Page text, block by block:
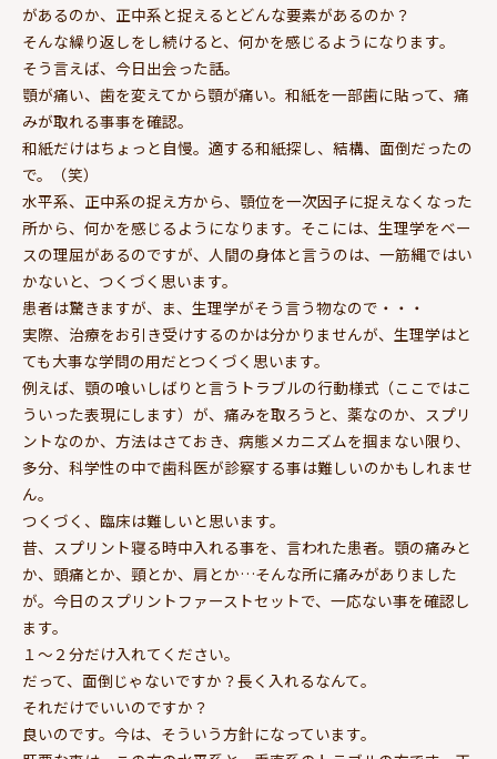
があるのか、正中系と捉えるとどんな要素があるのか？
そんな繰り返しをし続けると、何かを感じるようになります。
そう言えば、今日出会った話。
顎が痛い、歯を変えてから顎が痛い。和紙を一部歯に貼って、痛
みが取れる事事を確認。
和紙だけはちょっと自慢。適する和紙探し、結構、面倒だったの
で。（笑）
水平系、正中系の捉え方から、顎位を一次因子に捉えなくなった
所から、何かを感じるようになります。そこには、生理学をベー
スの理屈があるのですが、人間の身体と言うのは、一筋縄ではい
かないと、つくづく思います。
患者は驚きますが、ま、生理学がそう言う物なので・・・
実際、治療をお引き受けするのかは分かりませんが、生理学はと
ても大事な学問の用だとつくづく思います。
例えば、顎の喰いしばりと言うトラブルの行動様式（ここではこ
ういった表現にします）が、痛みを取ろうと、薬なのか、スプリ
ントなのか、方法はさておき、病態メカニズムを掴まない限り、
多分、科学性の中で歯科医が診察する事は難しいのかもしれませ
ん。
つくづく、臨床は難しいと思います。
昔、スプリント寝る時中入れる事を、言われた患者。顎の痛みと
か、頭痛とか、頸とか、肩とか…そんな所に痛みがありました
が。今日のスプリントファーストセットで、一応ない事を確認し
ます。
１～２分だけ入れてください。
だって、面倒じゃないですか？長く入れるなんて。
それだけでいいのですか？
良いのです。今は、そういう方針になっています。